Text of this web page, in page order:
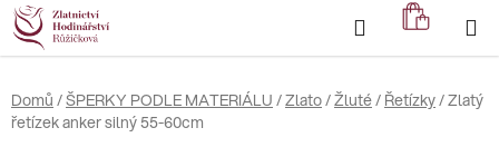
Přejít
na
obsah
Hledat
KOŠÍK
Domů /ŠPERKY PODLE MATERIÁLU /Zlato/Žluté/ Řetízky/Zlatý
řetízek anker silný 55-60cm